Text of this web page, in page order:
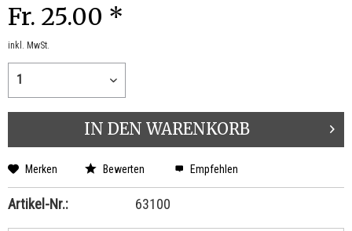
Fr. 25.00 *
inkl. MwSt.
IN DEN WARENKORB
Merken Bewerten Empfehlen
Artikel-Nr.: 63100